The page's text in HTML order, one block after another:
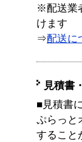
※配送業
けます
⇒配送に
見積書
■見積書
ぷらっと
すること